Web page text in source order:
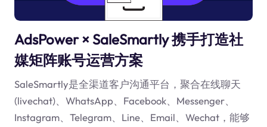
AdsPower × SaleSmartly 携手打造社
媒矩阵账号运营方案
SaleSmartly是全渠道客户沟通平台，聚合在线聊天
(livechat)、WhatsApp、Facebook、Messenger、
Instagram、Telegram、Line、Email、Wechat，能够